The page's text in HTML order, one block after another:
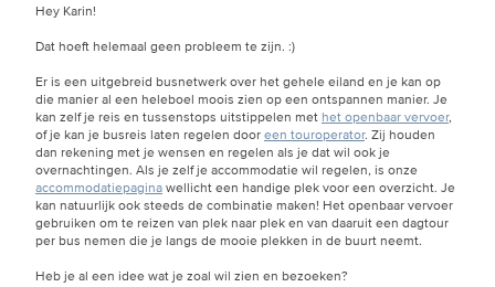
Hey Karin!
Dat hoeft helemaal geen probleem te zijn. :)
Er is een uitgebreid busnetwerk over het gehele eiland en je kan op
die manier al een heleboel moois zien op een ontspannen manier. Je
kan zelf je reis en tussenstops uitstippelen met het openbaar vervoer,
of je kan je busreis laten regelen dooreen touroperator. Zij houden
dan rekening met je wensen en regelen als je dat wil ook je
overnachtingen. Als je zelf je accommodatie wil regelen, is onze
accommodatiepaginawellicht een handige plek voor een overzicht. Je
kan natuurlijk ook steeds de combinatie maken! Het openbaar vervoer
gebruiken om te reizen van plek naar plek en van daaruit een dagtour
per bus nemen die je langs de mooie plekken in de buurt neemt.
Heb je al een idee wat je zoal wil zien en bezoeken?